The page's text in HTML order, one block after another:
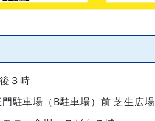
３時
車場（B駐車場）前 芝生広場